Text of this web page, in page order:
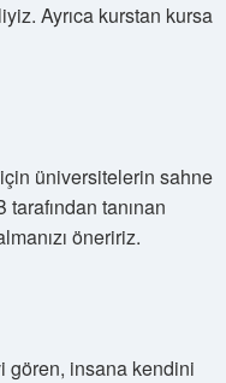
Ayrıca kurstan kursa
üniversitelerin sahne
tanınan
öneririz.
gören, insana kendini